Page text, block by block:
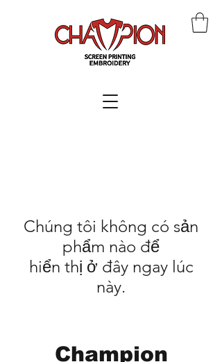
Chúng tôi không có sản
phẩm nào để
hiển thị ở đây ngay lúc
này.
Champion